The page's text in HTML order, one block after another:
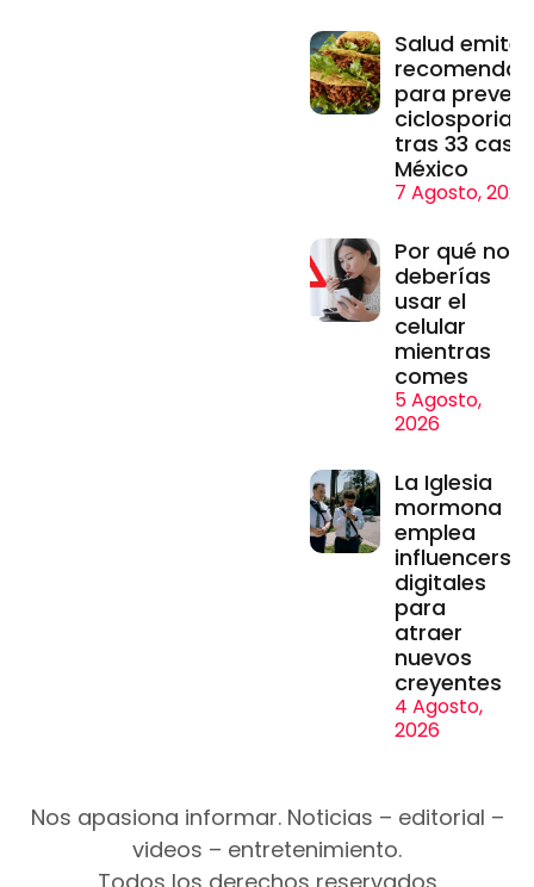
Salud emite
para
tras 33
México
7 Agosto, 2026
Por qué no
deberías
usar el
celular
mientras
comes
5 Agosto,
2026
La Iglesia
mormona
emplea
influencers
digitales
para
atraer
nuevos
creyentes
4 Agosto,
2026
Nos apasiona informar. Noticias – editorial –
videos – entretenimiento.